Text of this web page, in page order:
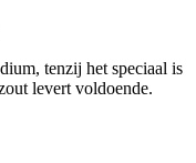
tenzij het speciaal is
levert voldoende.